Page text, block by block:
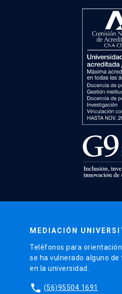
MEDIACIÓN
Teléfonos para
se ha vulnerado alguno de
en la universidad.
phone (56)95504 1691